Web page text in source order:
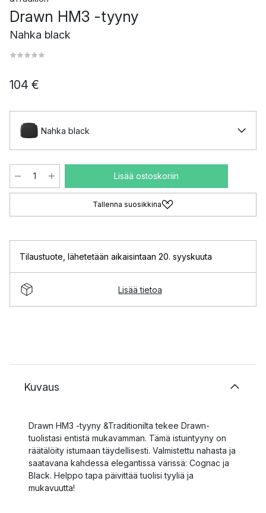
Drawn HM3 -tyyny
Nahka black
104 €
Nahka black
Lisää ostoskoriin
Tallenna suosikkina
Tilaustuote lähetetään aikaisintaan 20. syyskuuta
Lisää tietoa
Kuvaus
Drawn HM3 -tyyny &Traditionilta tekee Drawn-
tuolistasi entistä mukavamman. Tämä istuintyyny on
räätälöity istumaan täydellisesti. Valmistettu nahasta ja
saatavana kahdessa elegantissa värissä: Cognac ja
Black. Helppo tapa päivittää tuolisi tyyliä ja
mukavuutta!